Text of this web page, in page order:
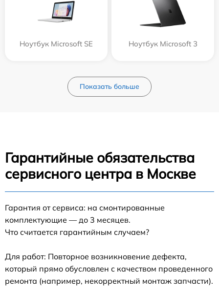
Ноутбук Microsoft SE Ноутбук Microsoft 3
Показать больше
Гарантийные обязательства
сервисного центра в Москве
Гарантия от сервиса: на смонтированные
комплектующие — до 3 месяцев.
Что считается гарантийным случаем?
Для работ: Повторное возникновение дефекта,
который прямо обусловлен с качеством проведенного
ремонта (например, некорректный монтаж запчасти).